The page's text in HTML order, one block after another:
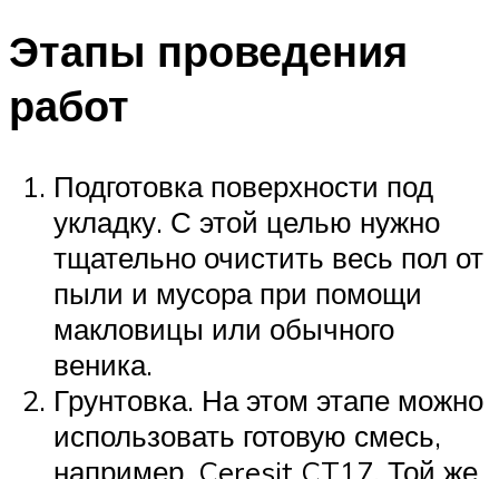
Этапы проведения
работ
Подготовка поверхности под
укладку. С этой целью нужно
тщательно очистить весь пол от
пыли и мусора при помощи
макловицы или обычного
веника.
Грунтовка. На этом этапе можно
использовать готовую смесь,
например, Ceresit CT17. Той же